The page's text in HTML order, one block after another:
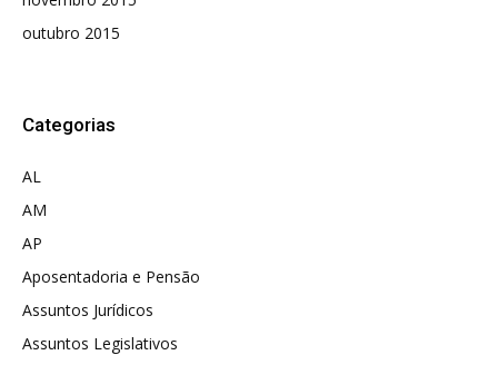
outubro 2015
Categorias
AL
AM
AP
Aposentadoria e Pensão
Assuntos Jurídicos
Assuntos Legislativos